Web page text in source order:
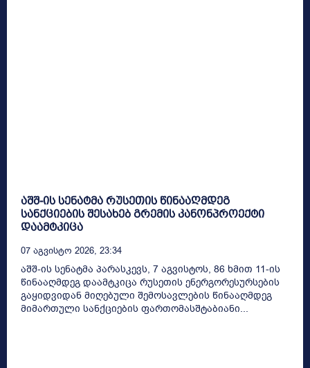
აშშ-ის სენატმა რუსეთის წინააღმდეგ
სანქციების შესახებ გრემის კანონპროექტი
დაამტკიცა
07 Აგვისტო 2026, 23:34
აშშ-ის სენატმა პარასკევს, 7 აგვისტოს, 86 ხმით 11-ის
წინააღმდეგ დაამტკიცა რუსეთის ენერგორესურსების
გაყიდვიდან მიღებული შემოსავლების წინააღმდეგ
მიმართული სანქციების ფართომასშტაბიანი...